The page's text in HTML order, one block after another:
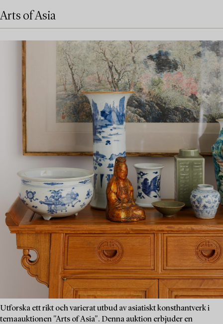
Arts of Asia
Utforska ett rikt och varierat utbud av asiatiskt konsthantverk i
temaauktionen "Arts of Asia". Denna auktion erbjuder en